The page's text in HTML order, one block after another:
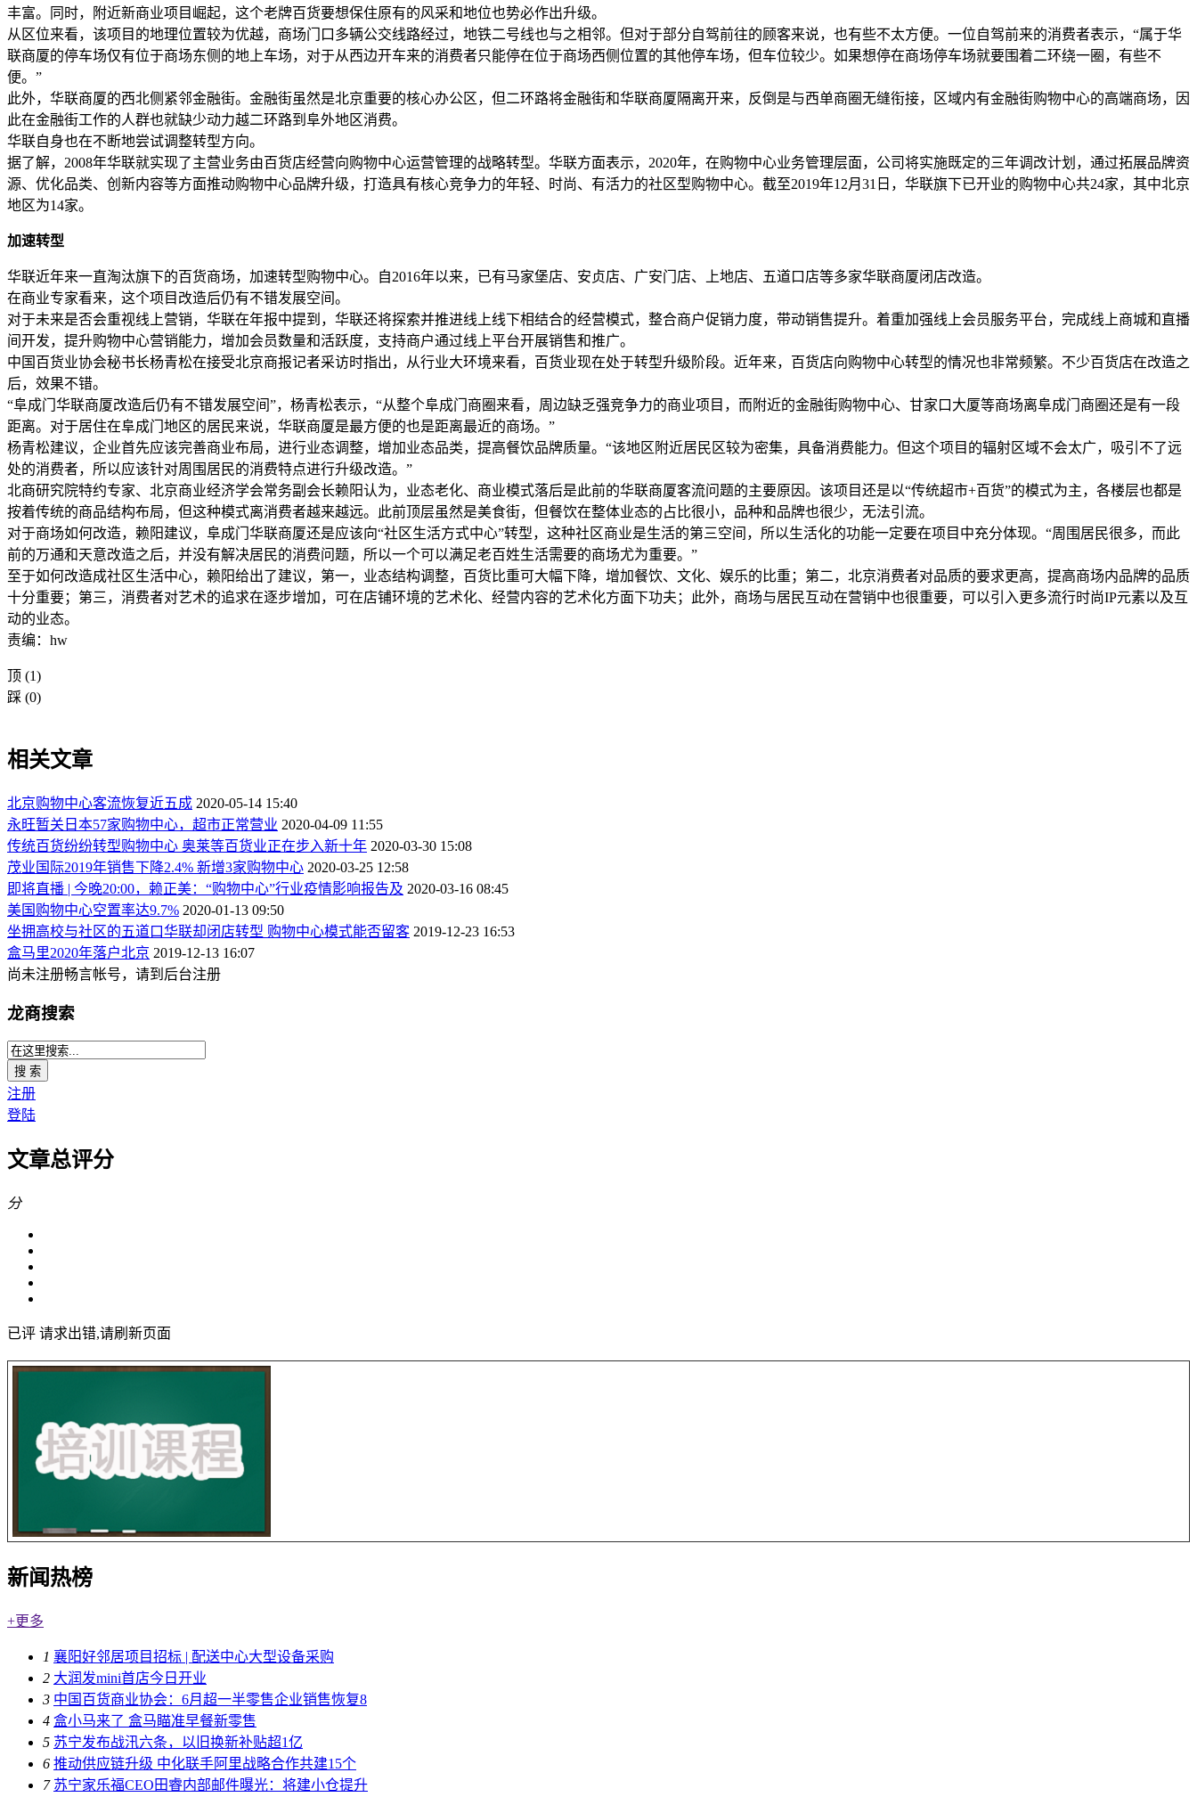
丰富。同时，附近新商业项目崛起，这个老牌百货要想保住原有的风采和地位也势必作出升级。
从区位来看，该项目的地理位置较为优越，商场门口多辆公交线路经过，地铁二号线也与之相邻。但对于部分自驾前往的顾客来说，也有些不太方便。一位自驾前来的消费者表示，“属于华
联商厦的停车场仅有位于商场东侧的地上车场，对于从西边开车来的消费者只能停在位于商场西侧位置的其他停车场，但车位较少。如果想停在商场停车场就要围着二环绕一圈，有些不
便。”
此外，华联商厦的西北侧紧邻金融街。金融街虽然是北京重要的核心办公区，但二环路将金融街和华联商厦隔离开来，反倒是与西单商圈无缝衔接，区域内有金融街购物中心的高端商场，因
此在金融街工作的人群也就缺少动力越二环路到阜外地区消费。
华联自身也在不断地尝试调整转型方向。
据了解，2008年华联就实现了主营业务由百货店经营向购物中心运营管理的战略转型。华联方面表示，2020年，在购物中心业务管理层面，公司将实施既定的三年调改计划，通过拓展品牌资
源、优化品类、创新内容等方面推动购物中心品牌升级，打造具有核心竞争力的年轻、时尚、有活力的社区型购物中心。截至2019年12月31日，华联旗下已开业的购物中心共24家，其中北京
地区为14家。
加速转型
华联近年来一直淘汰旗下的百货商场，加速转型购物中心。自2016年以来，已有马家堡店、安贞店、广安门店、上地店、五道口店等多家华联商厦闭店改造。
在商业专家看来，这个项目改造后仍有不错发展空间。
对于未来是否会重视线上营销，华联在年报中提到，华联还将探索并推进线上线下相结合的经营模式，整合商户促销力度，带动销售提升。着重加强线上会员服务平台，完成线上商城和直播
间开发，提升购物中心营销能力，增加会员数量和活跃度，支持商户通过线上平台开展销售和推广。
中国百货业协会秘书长杨青松在接受北京商报记者采访时指出，从行业大环境来看，百货业现在处于转型升级阶段。近年来，百货店向购物中心转型的情况也非常频繁。不少百货店在改造之
后，效果不错。
“阜成门华联商厦改造后仍有不错发展空间”，杨青松表示，“从整个阜成门商圈来看，周边缺乏强竞争力的商业项目，而附近的金融街购物中心、甘家口大厦等商场离阜成门商圈还是有一段
距离。对于居住在阜成门地区的居民来说，华联商厦是最方便的也是距离最近的商场。”
杨青松建议，企业首先应该完善商业布局，进行业态调整，增加业态品类，提高餐饮品牌质量。“该地区附近居民区较为密集，具备消费能力。但这个项目的辐射区域不会太广，吸引不了远
处的消费者，所以应该针对周围居民的消费特点进行升级改造。”
北商研究院特约专家、北京商业经济学会常务副会长赖阳认为，业态老化、商业模式落后是此前的华联商厦客流问题的主要原因。该项目还是以“传统超市+百货”的模式为主，各楼层也都是
按着传统的商品结构布局，但这种模式离消费者越来越远。此前顶层虽然是美食街，但餐饮在整体业态的占比很小，品种和品牌也很少，无法引流。
对于商场如何改造，赖阳建议，阜成门华联商厦还是应该向“社区生活方式中心”转型，这种社区商业是生活的第三空间，所以生活化的功能一定要在项目中充分体现。“周围居民很多，而此
前的万通和天意改造之后，并没有解决居民的消费问题，所以一个可以满足老百姓生活需要的商场尤为重要。”
至于如何改造成社区生活中心，赖阳给出了建议，第一，业态结构调整，百货比重可大幅下降，增加餐饮、文化、娱乐的比重；第二，北京消费者对品质的要求更高，提高商场内品牌的品质
十分重要；第三，消费者对艺术的追求在逐步增加，可在店铺环境的艺术化、经营内容的艺术化方面下功夫；此外，商场与居民互动在营销中也很重要，可以引入更多流行时尚IP元素以及互
动的业态。
责编：hw
顶 (1)
踩 (0)
相关文章
北京购物中心客流恢复近五成 2020-05-14 15:40
永旺暂关日本57家购物中心，超市正常营业 2020-04-09 11:55
传统百货纷纷转型购物中心 奥莱等百货业正在步入新十年 2020-03-30 15:08
茂业国际2019年销售下降2.4% 新增3家购物中心 2020-03-25 12:58
即将直播 | 今晚20:00，赖正美：“购物中心”行业疫情影响报告及 2020-03-16 08:45
美国购物中心空置率达9.7% 2020-01-13 09:50
坐拥高校与社区的五道口华联却闭店转型 购物中心模式能否留客 2019-12-23 16:53
盒马里2020年落户北京 2019-12-13 16:07
尚未注册畅言帐号，请到后台注册
龙商搜索
搜 索
注册
登陆
文章总评分
分
已评 请求出错,请刷新页面
新闻热榜
+更多
1 襄阳好邻居项目招标 | 配送中心大型设备采购
2 大润发mini首店今日开业
3 中国百货商业协会：6月超一半零售企业销售恢复8
4 盒小马来了 盒马瞄准早餐新零售
5 苏宁发布战汛六条，以旧换新补贴超1亿
6 推动供应链升级 中化联手阿里战略合作共建15个
7 苏宁家乐福CEO田睿内部邮件曝光：将建小仓提升